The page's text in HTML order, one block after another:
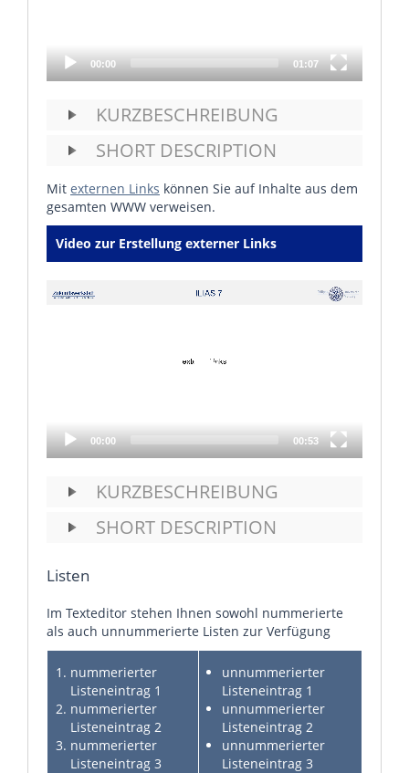
00:00 01:07
KURZBESCHREIBUNG
SHORT DESCRIPTION
Mit externen Links können Sie auf Inhalte aus dem
gesamten WWW verweisen.
Video zur Erstellung externer Links
Video
00:00 00:53
KURZBESCHREIBUNG
SHORT DESCRIPTION
Listen
Im Texteditor stehen Ihnen sowohl nummerierte
als auch unnummerierte Listen zur Verfügung
nummerierter
Listeneintrag 1
nummerierter
Listeneintrag 2
nummerierter
Listeneintrag 3
unnummerierter
Listeneintrag 1
unnummerierter
Listeneintrag 2
unnummerierter
Listeneintrag 3